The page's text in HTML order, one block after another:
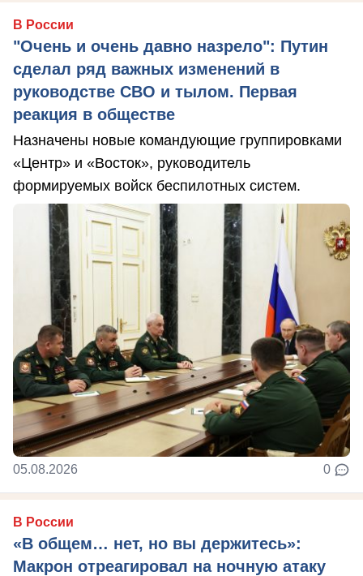
В России
"Очень и очень давно назрело": Путин
сделал ряд важных изменений в
руководстве СВО и тылом. Первая
реакция в обществе
Назначены новые командующие группировками
«Центр» и «Восток», руководитель
формируемых войск беспилотных систем.
05.08.2026 0
В России
«В общем… нет, но вы держитесь»:
Макрон отреагировал на ночную атаку